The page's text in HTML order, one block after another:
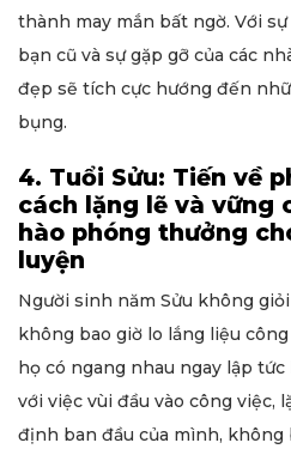
thành may mắn bất ngờ. Với
bạn cũ và sự gặp gỡ của các
đẹp sẽ tích cực hướng đến
bụng.
4. Tuổi Sửu: Tiến về
cách lặng lẽ và vững
hào phóng thưởng
luyện
Người sinh năm Sửu không
không bao giờ lo lắng liệu
họ có ngang nhau ngay lập
với việc vùi đầu vào công việc,
định ban đầu của mình,